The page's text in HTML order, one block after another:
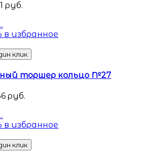
руб.
избранное
клик
торшер кольцо №27
руб.
избранное
клик